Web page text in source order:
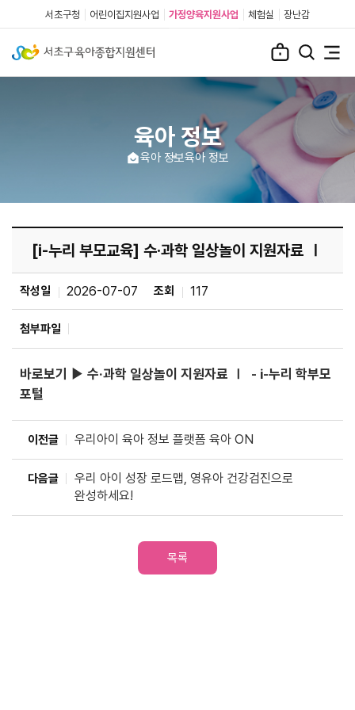
서초구청 어린이집지원사업 가정양육지원사업 체험실 장난감
육아 정보
육아 정보육아 정보
[i-누리 부모교육] 수·과학 일상놀이 지원자료 Ⅰ
작성일 2026-07-07 조회 117
첨부파일
바로보기 ▶ 수·과학 일상놀이 지원자료 Ⅰ - i-누리 학부모
포털
이전글 우리아이 육아 정보 플랫폼 육아 ON
다음글
우리 아이 성장 로드맵, 영유아 건강검진으로
완성하세요!
목록